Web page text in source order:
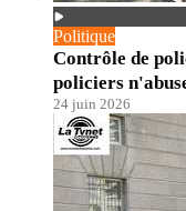
Politique
Contrôle de
policiers
24 juin 2026